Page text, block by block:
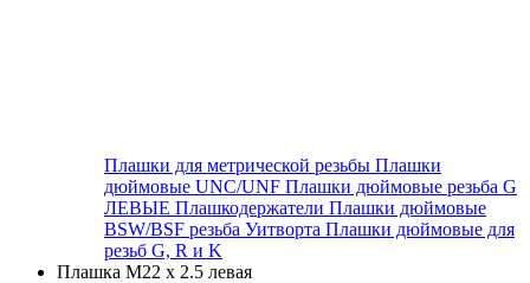
Плашки для метрической резьбы Плашки
дюймовые UNC/UNF Плашки дюймовые резьба G
ЛЕВЫЕ Плашкодержатели Плашки дюймовые
BSW/BSF резьба Уитворта Плашки дюймовые для
резьб G, R и K
Плашка М22 х 2.5 левая